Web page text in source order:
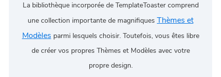
La bibliothèque incorporée de TemplateToaster comprend
une collection importante de magnifiques Thèmes et
Modèles parmi lesquels choisir. Toutefois, vous êtes libre
de créer vos propres Thèmes et Modèles avec votre
propre design.